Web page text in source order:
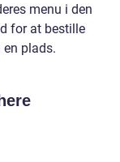
menu i den
for at bestille
plads.